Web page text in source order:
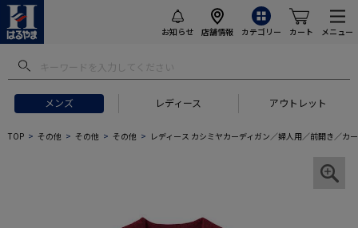
お知らせ 店舗情報 カテゴリー カート メニュー
メンズ レディース アウトレット
TOP その他 その他 その他 レディース カシミヤカーディガン／婦人用／前開き／